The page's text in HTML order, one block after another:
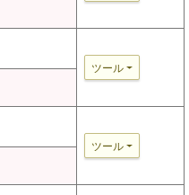
ツール
ツール